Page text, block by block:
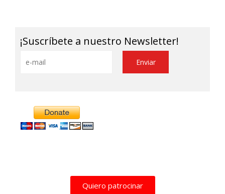
¡Suscríbete a nuestro Newsletter!
Quiero patrocinar